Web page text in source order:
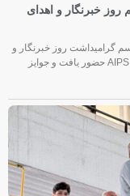
خبرنگار و اهدای
روز خبرنگار و
تقدیر از برگزیدگان هشتمین جایزه جهانی ورزشی‌نویسان AIPS حضور یافت و جوایز